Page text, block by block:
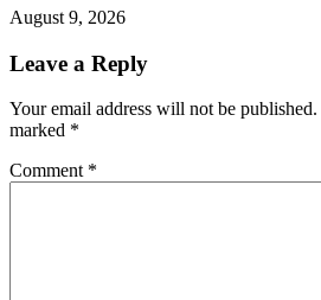
August 9, 2026
Leave a Reply
Your email address will not be published.
marked *
Comment *